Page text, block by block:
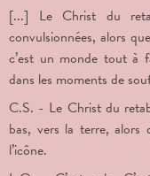
[...] Le Christ du
convulsionnées, alors
c’est un monde tout à
dans les moments de
C.S. - Le Christ du
bas, vers la terre, alors
l’icône.